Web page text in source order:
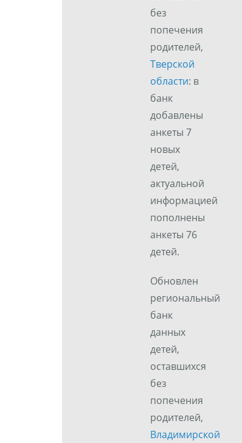
без
попечения
родителей,
Тверской
области: в
банк
добавлены
анкеты 7
новых
детей,
актуальной
информацией
пополнены
анкеты 76
детей.
Обновлен
региональный
банк
данных
детей,
оставшихся
без
попечения
родителей,
Владимирской